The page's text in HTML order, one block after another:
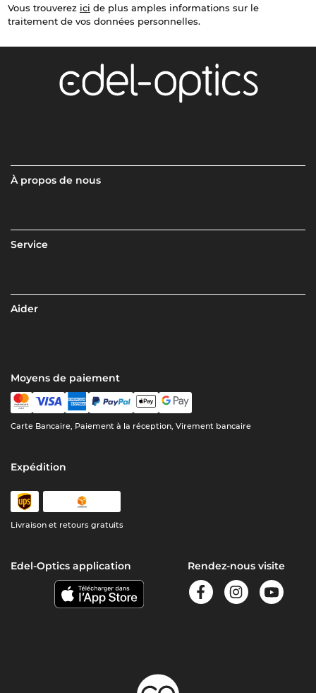
Vous trouverez ici de plus amples informations sur le
traitement de vos données personnelles.
À propos de nous
Service
Aider
Moyens de paiement
Carte Bancaire, Paiement à la réception, Virement bancaire
Expédition
Livraison et retours gratuits
Edel-Optics application Rendez-nous visite